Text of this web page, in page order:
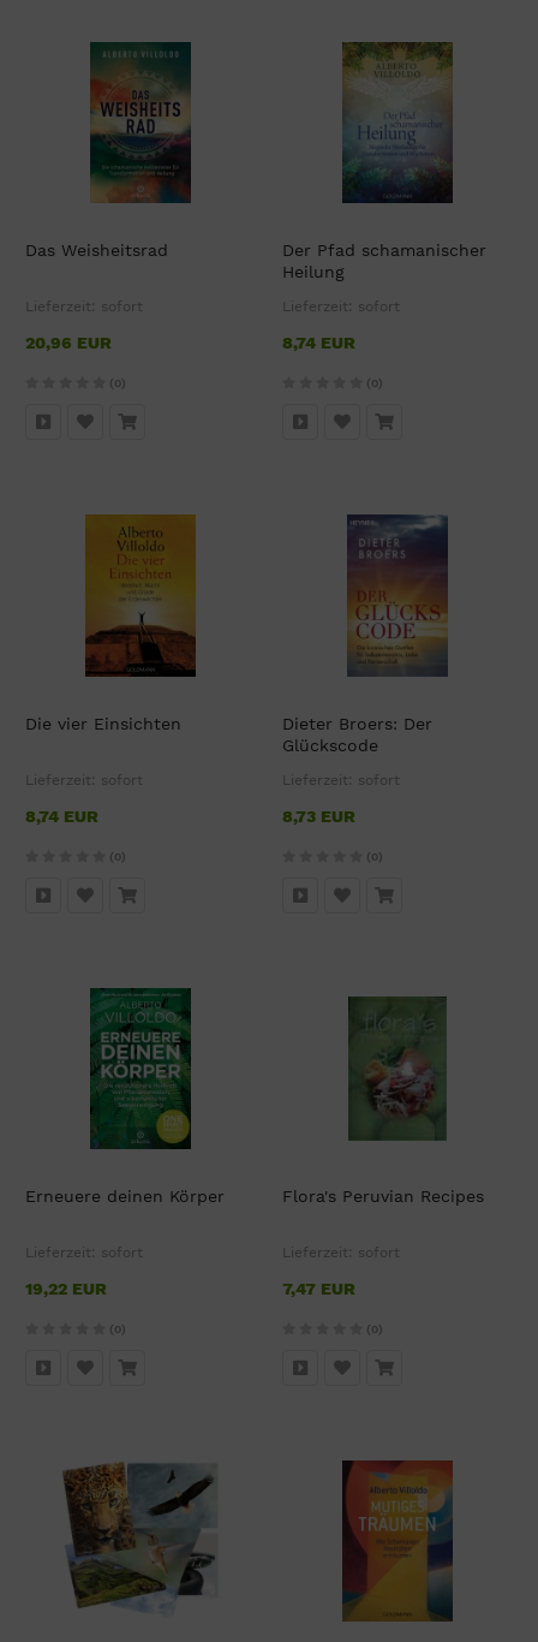
Das Weisheitsrad
Lieferzeit: sofort
20,96 EUR
(0)
Der Pfad schamanischer
Heilung
Lieferzeit: sofort
8,74 EUR
(0)
Die vier Einsichten
Lieferzeit: sofort
8,74 EUR
(0)
Dieter Broers: Der
Glückscode
Lieferzeit: sofort
8,73 EUR
(0)
Erneuere deinen Körper
Lieferzeit: sofort
19,22 EUR
(0)
Flora's Peruvian Recipes
Lieferzeit: sofort
7,47 EUR
(0)